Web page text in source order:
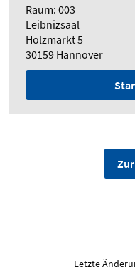
Raum: 003
Leibnizsaal
Holzmarkt 5
30159 Hannover
Letzte